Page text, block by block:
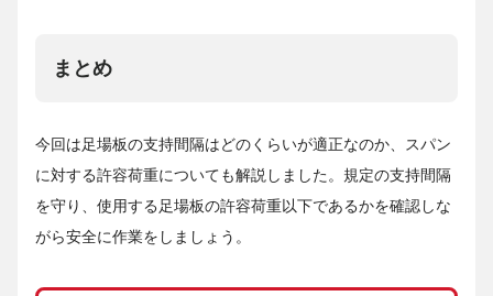
まとめ
今回は足場板の支持間隔はどのくらいが適正なのか、スパン
に対する許容荷重についても解説しました。規定の支持間隔
を守り、使用する足場板の許容荷重以下であるかを確認しな
がら安全に作業をしましょう。